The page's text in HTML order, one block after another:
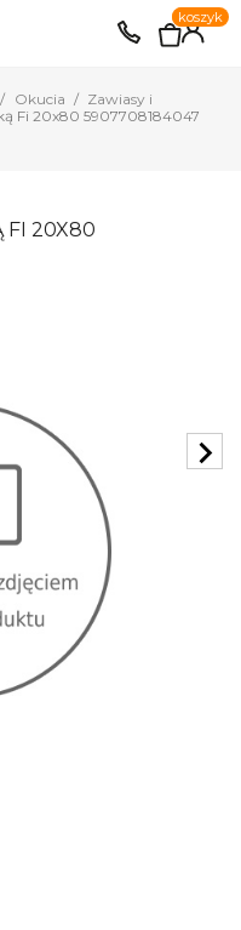
EUR PLN 0
koszyk
Okucia
Zawiasy i
Fi 20x80 5907708184047
FI 20X80
chevron_right